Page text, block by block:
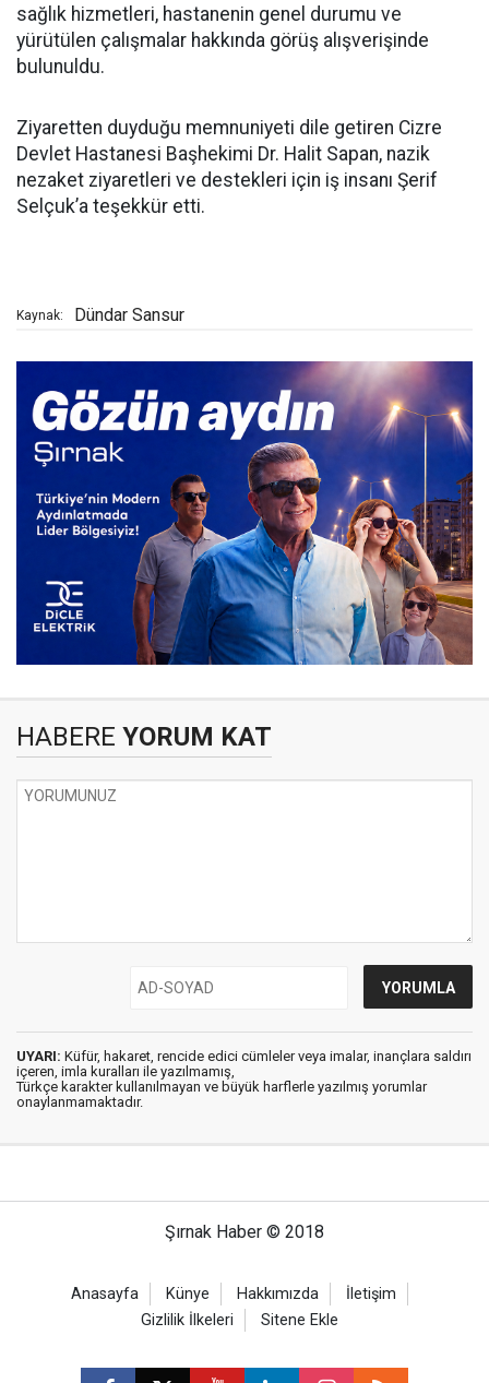
sağlık hizmetleri, hastanenin genel durumu ve
yürütülen çalışmalar hakkında görüş alışverişinde
bulunuldu.
Ziyaretten duyduğu memnuniyeti dile getiren Cizre
Devlet Hastanesi Başhekimi Dr. Halit Sapan, nazik
nezaket ziyaretleri ve destekleri için iş insanı Şerif
Selçuk’a teşekkür etti.
Kaynak: Dündar Sansur
HABERE YORUM KAT
UYARI: Küfür, hakaret, rencide edici cümleler veya imalar, inançlara saldırı
içeren, imla kuralları ile yazılmamış,
Türkçe karakter kullanılmayan ve büyük harflerle yazılmış yorumlar
onaylanmamaktadır.
Şırnak Haber © 2018
Anasayfa Künye Hakkımızda
İletişim
Gizlilik İlkeleri
Sitene Ekle